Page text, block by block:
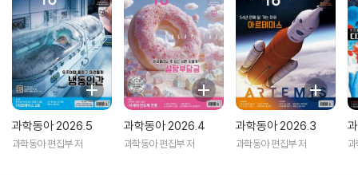
과학동아 2026.5
과학동아 편집부 저
과학동아 2026.4
과학동아 편집부 저
과학동아 2026.3
과학동아 편집부 저